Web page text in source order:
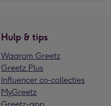
Hulp & tips
Waarom Greetz
Greetz Plus
Influencer co-collecties
MyGreetz
Greetz-app